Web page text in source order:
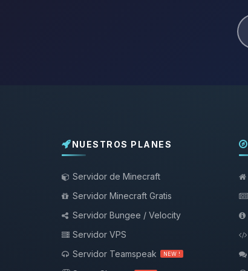
NUESTROS PLANES
Servidor de Minecraft
Servidor Minecraft Gratis
Servidor Bungee / Velocity
Servidor VPS
Servidor Teamspeak
NEW !